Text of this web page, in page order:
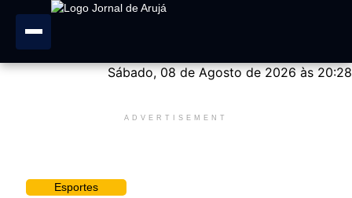
Sábado, 08 de Agosto de 2026 às 20:28
ADVERTISEMENT
Esportes